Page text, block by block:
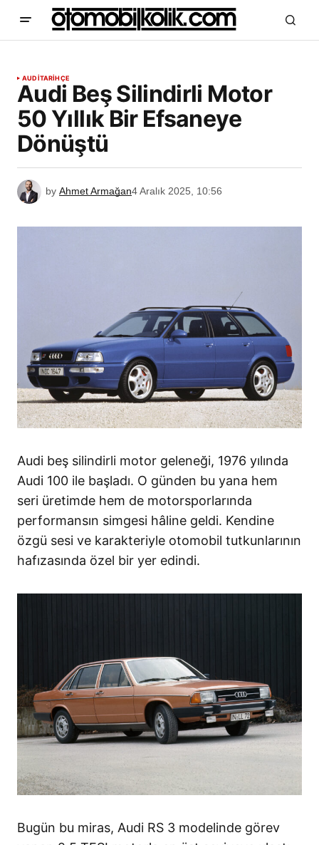
AUDITARİHÇE
Audi Beş Silindirli Motor
50 Yıllık Bir Efsaneye
Dönüştü
by Ahmet Armağan4 Aralık 2025, 10:56
Audi beş silindirli motor geleneği, 1976 yılında
Audi 100 ile başladı. O günden bu yana hem
seri üretimde hem de motorsporlarında
performansın simgesi hâline geldi. Kendine
özgü sesi ve karakteriyle otomobil tutkunlarının
hafızasında özel bir yer edindi.
Bugün bu miras, Audi RS 3 modelinde görev